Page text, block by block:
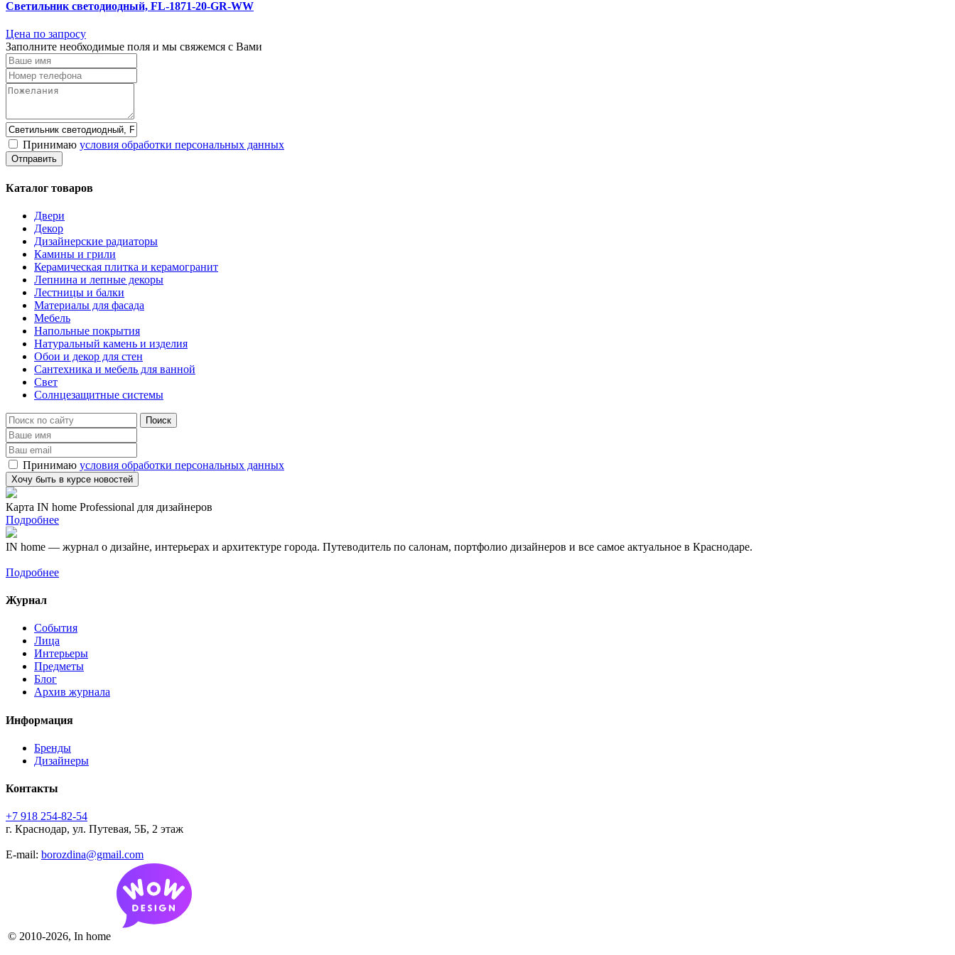
Светильник светодиодный, FL-1871-20-GR-WW
Цена по запросу
Заполните необходимые поля и мы свяжемся с Вами
Принимаю условия обработки персональных данных
Каталог товаров
Двери
Декор
Дизайнерские радиаторы
Камины и грили
Керамическая плитка и керамогранит
Лепнина и лепные декоры
Лестницы и балки
Материалы для фасада
Мебель
Напольные покрытия
Натуральный камень и изделия
Обои и декор для стен
Сантехника и мебель для ванной
Свет
Солнцезащитные системы
Принимаю условия обработки персональных данных
Карта IN home Professional для дизайнеров
Подробнее
IN home — журнал о дизайне, интерьерах и архитектуре города. Путеводитель по салонам, портфолио дизайнеров и все самое актуальное в Краснодаре.
Подробнее
Журнал
События
Лица
Интерьеры
Предметы
Блог
Архив журнала
Информация
Бренды
Дизайнеры
Контакты
+7 918 254-82-54
г. Краснодар, ул. Путевая, 5Б, 2 этаж
E-mail: borozdina@gmail.com
© 2010-2026, In home